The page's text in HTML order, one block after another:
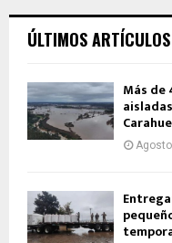
ÚLTIMOS ARTÍCULOS
Más de
Carahue